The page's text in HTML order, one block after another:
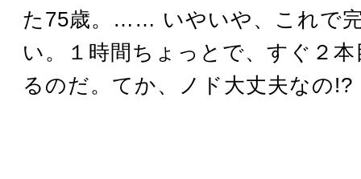
た75歳。…… いやいや、これで
い。１時間ちょっとで、すぐ２
るのだ。てか、ノド大丈夫なの!?